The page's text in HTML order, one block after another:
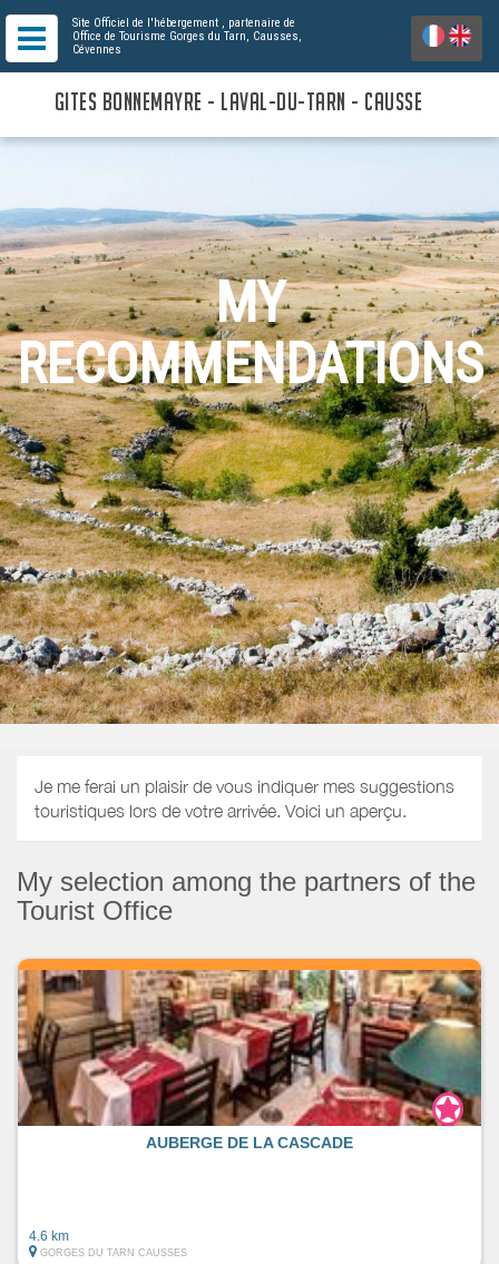
Site Officiel de l'hébergement , partenaire de
Office de Tourisme Gorges du Tarn, Causses,
Cévennes
GITES BONNEMAYRE - LAVAL-DU-TARN - CAUSSE
MY
RECOMMENDATIONS
Je me ferai un plaisir de vous indiquer mes suggestions
touristiques lors de votre arrivée. Voici un aperçu.
My selection among the partners of the
Tourist Office
AUBERGE DE LA CASCADE
4.6 km
GORGES DU TARN CAUSSES